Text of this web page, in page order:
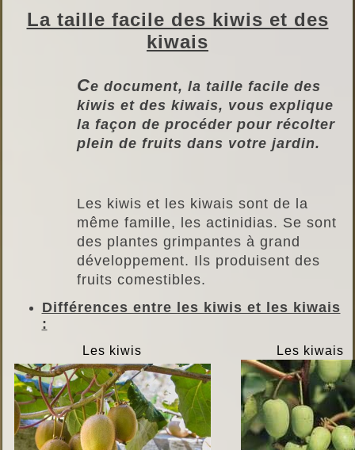
La taille facile des kiwis et des
kiwais
Ce document, la taille facile des
kiwis et des kiwais, vous explique
la façon de procéder pour récolter
plein de fruits dans votre jardin.
Les kiwis et les kiwais sont de la
même famille, les actinidias. Se sont
des plantes grimpantes à grand
développement. Ils produisent des
fruits comestibles.
Différences entre les kiwis et les kiwais
:
Les kiwis Les kiwais